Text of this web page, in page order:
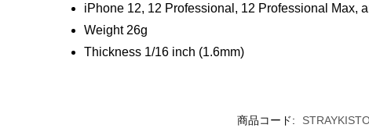
iPhone 12, 12 Professional, 12 Professional Max,
Weight 26g
Thickness 1/16 inch (1.6mm)
商品コード: